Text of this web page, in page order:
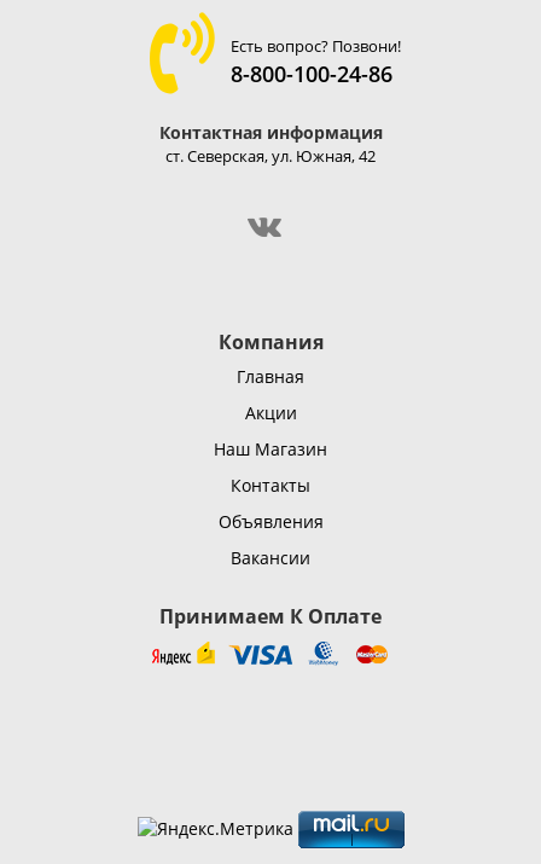
Есть вопрос? Позвони!
8-800-100-24-86
Контактная информация
ст. Северская, ул. Южная, 42
Компания
Главная
Акции
Наш Магазин
Контакты
Объявления
Вакансии
Принимаем К Оплате